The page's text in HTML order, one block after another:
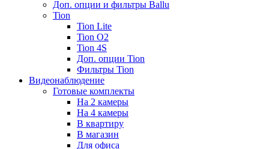
Доп. опции и фильтры Ballu
Tion
Tion Lite
Tion O2
Tion 4S
Доп. опции Tion
Фильтры Tion
Видеонаблюдение
Готовые комплекты
На 2 камеры
На 4 камеры
В квартиру
В магазин
Для офиса